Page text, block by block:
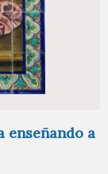
enseñando a